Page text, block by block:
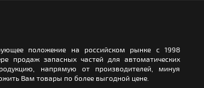
положение на российском рынке с 1998
продаж запасных частей для автоматических
напрямую от производителей, минуя
Вам товары по более выгодной цене.